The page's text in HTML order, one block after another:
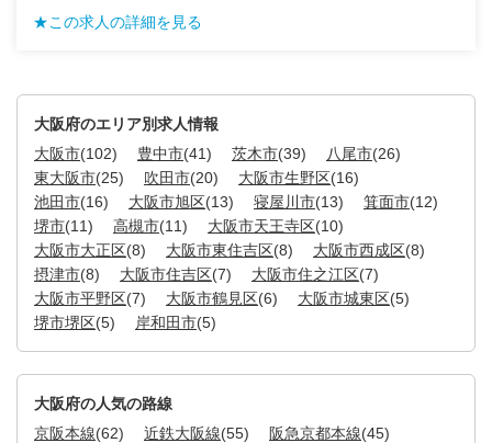
★この求人の詳細を見る
大阪府のエリア別求人情報
大阪市(102) 豊中市(41) 茨木市(39) 八尾市(26)
東大阪市(25) 吹田市(20) 大阪市生野区(16)
池田市(16) 大阪市旭区(13) 寝屋川市(13) 箕面市(12)
堺市(11) 高槻市(11) 大阪市天王寺区(10)
大阪市大正区(8) 大阪市東住吉区(8) 大阪市西成区(8)
摂津市(8) 大阪市住吉区(7) 大阪市住之江区(7)
大阪市平野区(7) 大阪市鶴見区(6) 大阪市城東区(5)
堺市堺区(5) 岸和田市(5)
大阪府の人気の路線
京阪本線(62) 近鉄大阪線(55) 阪急京都本線(45)